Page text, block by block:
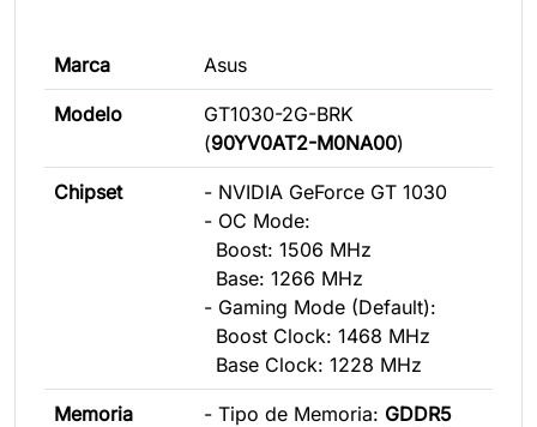
Marca Asus
Modelo
GT1030-2G-BRK
(90YV0AT2-M0NA00)
Chipset
- NVIDIA GeForce GT 1030
- OC Mode:
Boost: 1506 MHz
Base: 1266 MHz
- Gaming Mode (Default):
Boost Clock: 1468 MHz
Base Clock: 1228 MHz
Memoria - Tipo de Memoria: GDDR5